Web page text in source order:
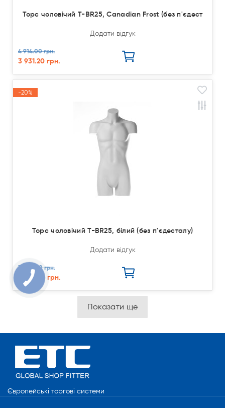
Торс чоловічий T-BR25, Canadian Frost (без п'єдест
Додати відгук
4 914.00 грн.
3 931.20 грн.
-20%
Торс чоловічий T-BR25, білий (без п'єдесталу)
Додати відгук
3 528.00 грн.
2 822.40 грн.
Показати ще
Європейські торгові системи